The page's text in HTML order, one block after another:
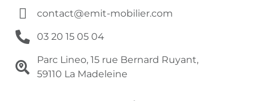
contact@emit-mobilier.com
03 20 15 05 04
Parc Lineo, 15 rue Bernard Ruyant,
59110 La Madeleine